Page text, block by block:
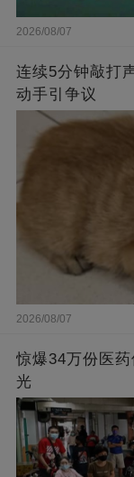
2026/08/07
连续5分钟敲打
动手引争议
2026/08/07
惊爆34万份医
光